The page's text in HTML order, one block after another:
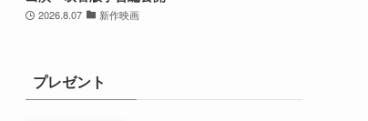
2026.8.07 新作映画
プレゼント